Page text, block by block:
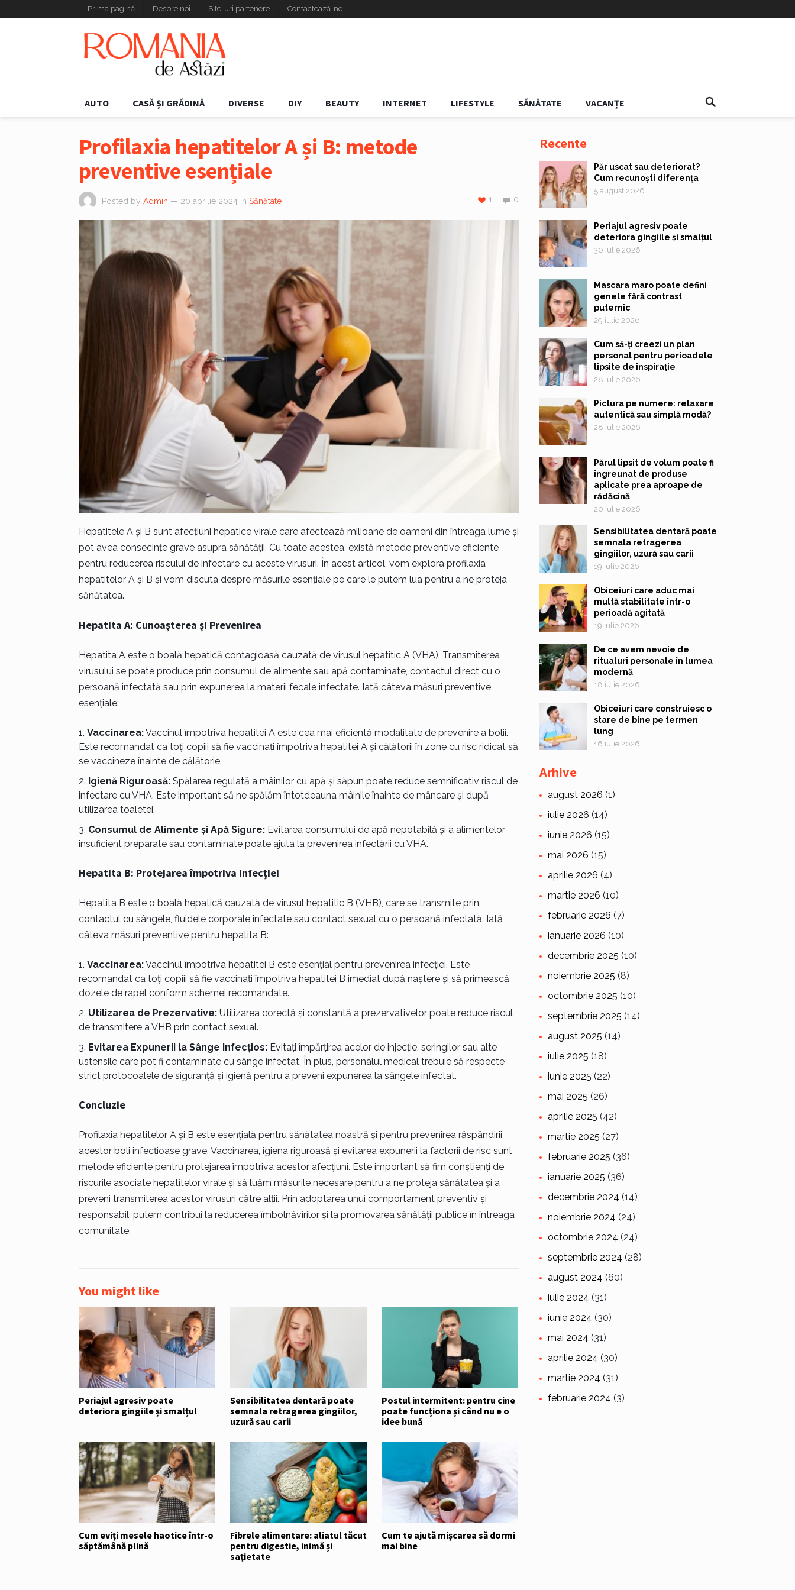
Prima pagină Despre noi Site-uri partenere Contactează-ne
AUTO CASĂ ȘI GRĂDINĂ DIVERSE DIY BEAUTY INTERNET LIFESTYLE SĂNĂTATE VACANȚE
Profilaxia hepatitelor A și B: metode
preventive esențiale
Posted by Admin — 20 aprilie 2024 in Sănătate 0
1
Hepatitele A și B sunt afecțiuni hepatice virale care afectează milioane de oameni din întreaga lume și
pot avea consecințe grave asupra sănătății. Cu toate acestea, există metode preventive eficiente
pentru reducerea riscului de infectare cu aceste virusuri. În acest articol, vom explora profilaxia
hepatitelor A și B și vom discuta despre măsurile esențiale pe care le putem lua pentru a ne proteja
sănătatea.
Hepatita A: Cunoașterea și Prevenirea
Hepatita A este o boală hepatică contagioasă cauzată de virusul hepatitic A (VHA). Transmiterea
virusului se poate produce prin consumul de alimente sau apă contaminate, contactul direct cu o
persoană infectată sau prin expunerea la materii fecale infectate. Iată câteva măsuri preventive
esențiale:
Vaccinarea:Vaccinul împotriva hepatitei A este cea mai eficientă modalitate de prevenire a bolii.
Este recomandat ca toți copiii să fie vaccinați împotriva hepatitei A și călătorii în zone cu risc ridicat să
se vaccineze înainte de călătorie.
Igienă Riguroasă:Spălarea regulată a mâinilor cu apă și săpun poate reduce semnificativ riscul de
infectare cu VHA. Este important să ne spălăm întotdeauna mâinile înainte de mâncare și după
utilizarea toaletei.
Consumul de Alimente și Apă Sigure:Evitarea consumului de apă nepotabilă și a alimentelor
insuficient preparate sau contaminate poate ajuta la prevenirea infectării cu VHA.
Hepatita B: Protejarea împotriva Infecției
Hepatita B este o boală hepatică cauzată de virusul hepatitic B (VHB), care se transmite prin
contactul cu sângele, fluidele corporale infectate sau contact sexual cu o persoană infectată. Iată
câteva măsuri preventive pentru hepatita B:
Vaccinarea:Vaccinul împotriva hepatitei B este esențial pentru prevenirea infecției. Este
recomandat ca toți copiii să fie vaccinați împotriva hepatitei B imediat după naștere și să primească
dozele de rapel conform schemei recomandate.
Utilizarea de Prezervative:Utilizarea corectă și constantă a prezervativelor poate reduce riscul
de transmitere a VHB prin contact sexual.
Evitarea Expunerii la Sânge Infecțios:Evitați împărțirea acelor de injecție, seringilor sau alte
ustensile care pot fi contaminate cu sânge infectat. În plus, personalul medical trebuie să respecte
strict protocoalele de siguranță și igienă pentru a preveni expunerea la sângele infectat.
Concluzie
Profilaxia hepatitelor A și B este esențială pentru sănătatea noastră și pentru prevenirea răspândirii
acestor boli infecțioase grave. Vaccinarea, igiena riguroasă și evitarea expunerii la factorii de risc sunt
metode eficiente pentru protejarea împotriva acestor afecțiuni. Este important să fim conștienți de
riscurile asociate hepatitelor virale și să luăm măsurile necesare pentru a ne proteja sănătatea și a
preveni transmiterea acestor virusuri către alții. Prin adoptarea unui comportament preventiv și
responsabil, putem contribui la reducerea îmbolnăvirilor și la promovarea sănătății publice în întreaga
comunitate.
You might like
Periajul agresiv poate
deteriora gingiile și smalțul
Sensibilitatea dentară poate
semnala retragerea gingiilor,
uzură sau carii
Postul intermitent: pentru cine
poate funcționa și când nu e o
idee bună
Cum eviți mesele haotice într-o
săptămână plină
Fibrele alimentare: aliatul tăcut
pentru digestie, inimă și
sațietate
Cum te ajută mișcarea să dormi
mai bine
Recente
Păr uscat sau deteriorat?
Cum recunoști diferența
5 august 2026
Periajul agresiv poate
deteriora gingiile și smalțul
30 iulie 2026
Mascara maro poate defini
genele fără contrast
puternic
29 iulie 2026
Cum să-ți creezi un plan
personal pentru perioadele
lipsite de inspirație
28 iulie 2026
Pictura pe numere: relaxare
autentică sau simplă modă?
28 iulie 2026
Părul lipsit de volum poate fi
îngreunat de produse
aplicate prea aproape de
rădăcină
20 iulie 2026
Sensibilitatea dentară poate
semnala retragerea
gingiilor, uzură sau carii
19 iulie 2026
Obiceiuri care aduc mai
multă stabilitate într-o
perioadă agitată
19 iulie 2026
De ce avem nevoie de
ritualuri personale în lumea
modernă
18 iulie 2026
Obiceiuri care construiesc o
stare de bine pe termen
lung
16 iulie 2026
Arhive
august 2026 (1)
iulie 2026 (14)
iunie 2026 (15)
mai 2026 (15)
aprilie 2026 (4)
martie 2026 (10)
februarie 2026 (7)
ianuarie 2026 (10)
decembrie 2025 (10)
noiembrie 2025 (8)
octombrie 2025 (10)
septembrie 2025 (14)
august 2025 (14)
iulie 2025 (18)
iunie 2025 (22)
mai 2025 (26)
aprilie 2025 (42)
martie 2025 (27)
februarie 2025 (36)
ianuarie 2025 (36)
decembrie 2024 (14)
noiembrie 2024 (24)
octombrie 2024 (24)
septembrie 2024 (28)
august 2024 (60)
iulie 2024 (31)
iunie 2024 (30)
mai 2024 (31)
aprilie 2024 (30)
martie 2024 (31)
februarie 2024 (3)